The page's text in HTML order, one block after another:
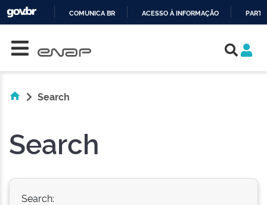
COMUNICA BR ACESSO À INFORMAÇÃO
Search
Search
Search: